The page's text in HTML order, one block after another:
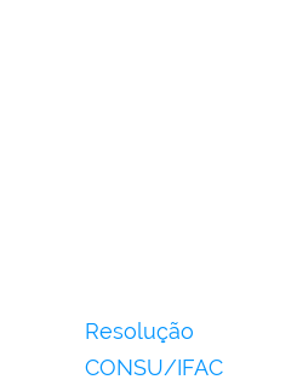
Resolução
CONSU/IFAC